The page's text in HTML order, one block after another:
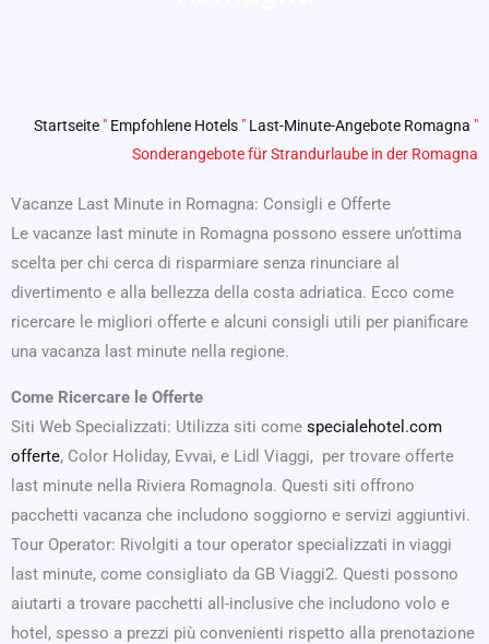
Startseite " Empfohlene Hotels " Last-Minute-Angebote Romagna "
Sonderangebote für Strandurlaube in der Romagna
Vacanze Last Minute in Romagna: Consigli e Offerte
Le vacanze last minute in Romagna possono essere un’ottima
scelta per chi cerca di risparmiare senza rinunciare al
divertimento e alla bellezza della costa adriatica. Ecco come
ricercare le migliori offerte e alcuni consigli utili per pianificare
una vacanza last minute nella regione.
Come Ricercare le Offerte
Siti Web Specializzati: Utilizza siti come specialehotel.com
offerte, Color Holiday, Evvai, e Lidl Viaggi, per trovare offerte
last minute nella Riviera Romagnola. Questi siti offrono
pacchetti vacanza che includono soggiorno e servizi aggiuntivi.
Tour Operator: Rivolgiti a tour operator specializzati in viaggi
last minute, come consigliato da GB Viaggi2. Questi possono
aiutarti a trovare pacchetti all-inclusive che includono volo e
hotel, spesso a prezzi più convenienti rispetto alla prenotazione